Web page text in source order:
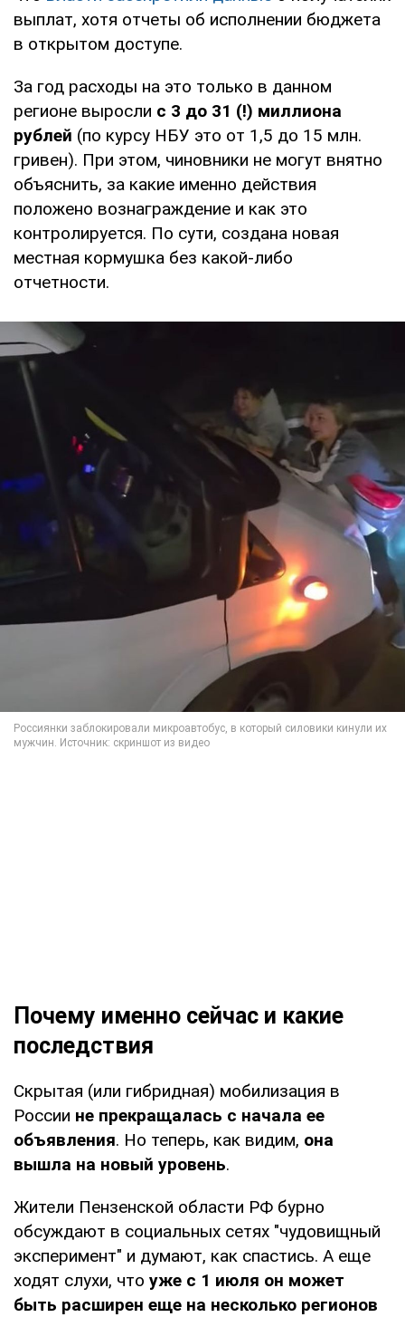
выплат, хотя отчеты об исполнении бюджета
в открытом доступе.
За год расходы на это только в данном
регионе выросли с 3 до 31 (!) миллиона
рублей (по курсу НБУ это от 1,5 до 15 млн.
гривен). При этом, чиновники не могут внятно
объяснить, за какие именно действия
положено вознаграждение и как это
контролируется. По сути, создана новая
местная кормушка без какой-либо
отчетности.
Почему именно сейчас и какие
последствия
Скрытая (или гибридная) мобилизация в
России не прекращалась с начала ее
объявления. Но теперь, как видим, она
вышла на новый уровень.
Жители Пензенской области РФ бурно
обсуждают в социальных сетях "чудовищный
эксперимент" и думают, как спастись. А еще
ходят слухи, что уже с 1 июля он может
быть расширен еще на несколько регионов